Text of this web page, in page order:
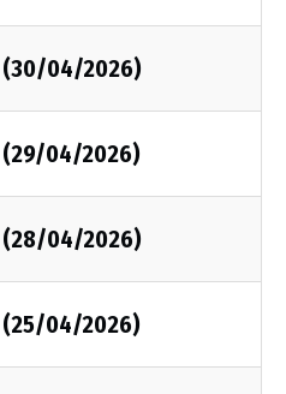
04/2026)
04/2026)
04/2026)
04/2026)